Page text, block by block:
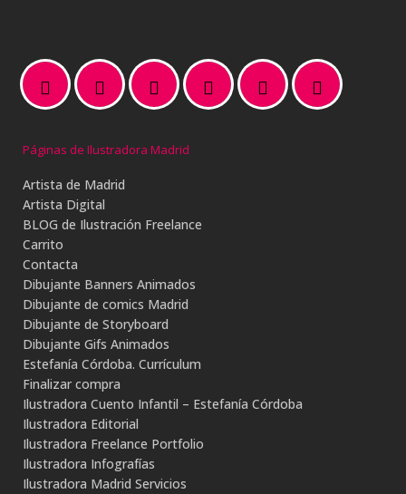
Páginas de Ilustradora Madrid
Artista de Madrid
Artista Digital
BLOG de Ilustración Freelance
Carrito
Contacta
Dibujante Banners Animados
Dibujante de comics Madrid
Dibujante de Storyboard
Dibujante Gifs Animados
Estefanía Córdoba. Currículum
Finalizar compra
Ilustradora Cuento Infantil – Estefanía Córdoba
Ilustradora Editorial
Ilustradora Freelance Portfolio
Ilustradora Infografías
Ilustradora Madrid Servicios